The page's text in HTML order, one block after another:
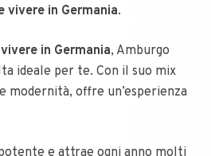
vivere in Germania.
vivere in Germania, Amburgo
ideale per te. Con il suo mix
modernità, offre un’esperienza
e attrae ogni anno molti